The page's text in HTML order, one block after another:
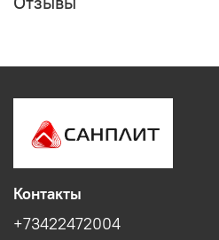
Контакты
+73422472004